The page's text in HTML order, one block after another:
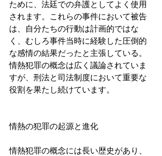
ために、法廷での弁護としてよく使用
されます。これらの事件において被告
は、自分たちの行動は計画的ではな
く、むしろ事件当時に経験した圧倒的
な感情の結果だったと主張している。
情熱犯罪の概念は広く議論されていま
すが、刑法と司法制度において重要な
役割を果たし続けています。
情熱の犯罪の起源と進化
情熱犯罪の概念には長い歴史があり、